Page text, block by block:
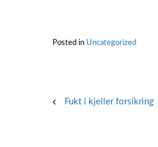
Posted in Uncategorized
PostFukt i kjeller forsikring